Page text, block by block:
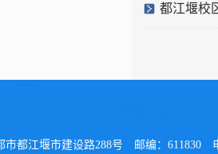
都江堰校
市都江堰市建设路288号 邮编：611830